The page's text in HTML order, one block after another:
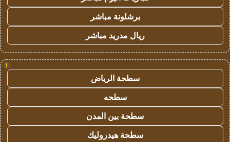
برشلونة مباشر
ريال مدريد مباشر
!
سطحة الرياض
سطحه
سطحة بين المدن
سطحة هيدروليك